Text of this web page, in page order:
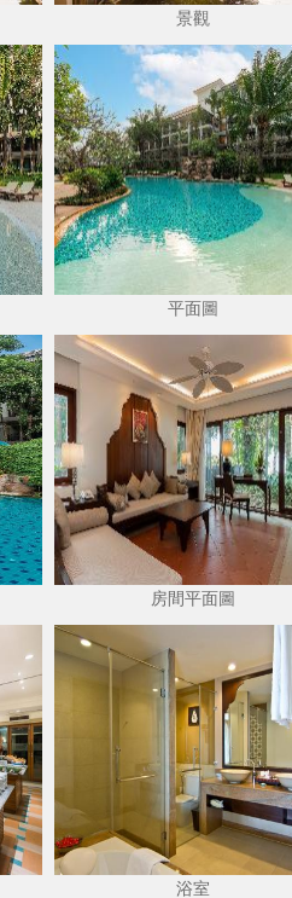
景觀
平面圖
房間平面圖
浴室